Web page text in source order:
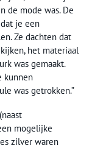
de mode was. De
je een
Ze dachten dat
het materiaal
was gemaakt.
kunnen
was getrokken.”
mogelijke
zilver waren